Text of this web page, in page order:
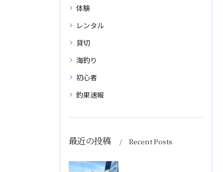
体験
レンタル
貸切
海釣り
初心者
釣果速報
最近の投稿 Recent Posts